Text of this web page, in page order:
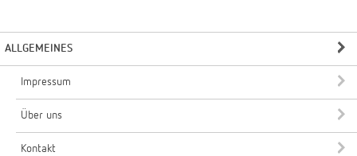
ALLGEMEINES
Impressum
Über uns
Kontakt